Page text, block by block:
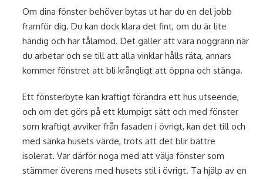
Om dina fönster behöver bytas ut har du en del jobb
framför dig. Du kan dock klara det fint, om du är lite
händig och har tålamod. Det gäller att vara noggrann när
du arbetar och se till att alla vinklar hålls räta, annars
kommer fönstret att bli krångligt att öppna och stänga.
Ett fönsterbyte kan kraftigt förändra ett hus utseende,
och om det görs på ett klumpigt sätt och med fönster
som kraftigt avviker från fasaden i övrigt, kan det till och
med sänka husets värde, trots att det blir bättre
isolerat. Var därför noga med att välja fönster som
stämmer överens med husets stil i övrigt. Ta hjälp av en